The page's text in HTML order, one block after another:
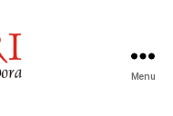
Menu